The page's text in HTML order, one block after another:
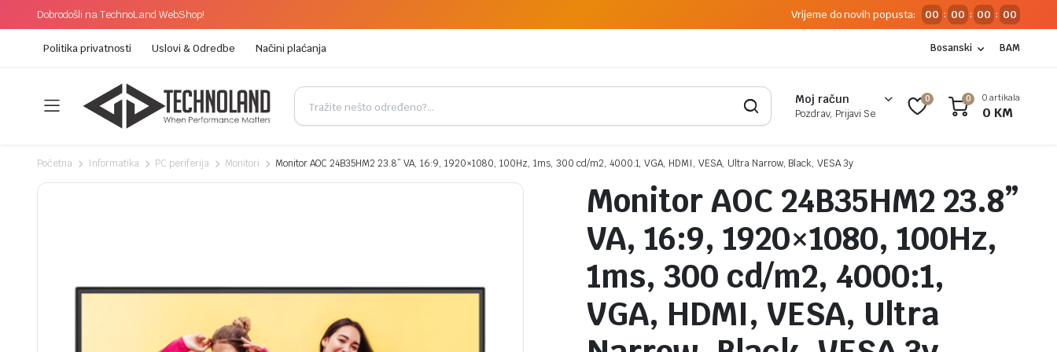
Dobrodošli na TechnoLand WebShop! Vrijeme do novih popusta: 00 : 00 : 00 : 00
Politika privatnosti Uslovi & Odredbe Načini plaćanja Bosanski BAM
Moj račun
Pozdrav, Prijavi Se
0 0 0 artikala
0 KM
Početna Informatika PC periferija Monitori Monitor AOC 24B35HM2 23.8” VA, 16:9, 1920×1080, 100Hz, 1ms, 300 cd/m2, 4000:1, VGA, HDMI, VESA, Ultra Narrow, Black, VESA 3y
Monitor AOC 24B35HM2 23.8”
VA, 16:9, 1920×1080, 100Hz,
1ms, 300 cd/m2, 4000:1,
VGA, HDMI, VESA, Ultra